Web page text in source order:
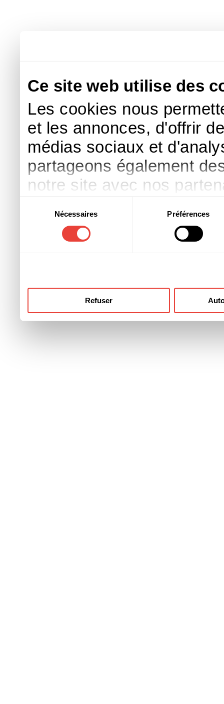
Ce site web utilise des
Les cookies nous
et les annonces, d'offrir
médias sociaux et
partageons également
notre site avec nos
d'autres informations
ont collectées lors de
consentement
Nécessaires Préférences
Refuser